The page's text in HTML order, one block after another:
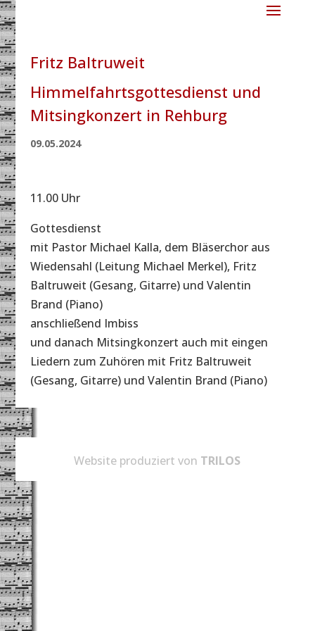
Fritz Baltruweit
Himmelfahrtsgottesdienst und
Mitsingkonzert in Rehburg
09.05.2024
11.00 Uhr
Gottesdienst
mit Pastor Michael Kalla, dem Bläserchor aus
Wiedensahl (Leitung Michael Merkel), Fritz
Baltruweit (Gesang, Gitarre) und Valentin
Brand (Piano)
anschließend Imbiss
und danach Mitsingkonzert auch mit eingen
Liedern zum Zuhören mit Fritz Baltruweit
(Gesang, Gitarre) und Valentin Brand (Piano)
Website produziert von TRILOS